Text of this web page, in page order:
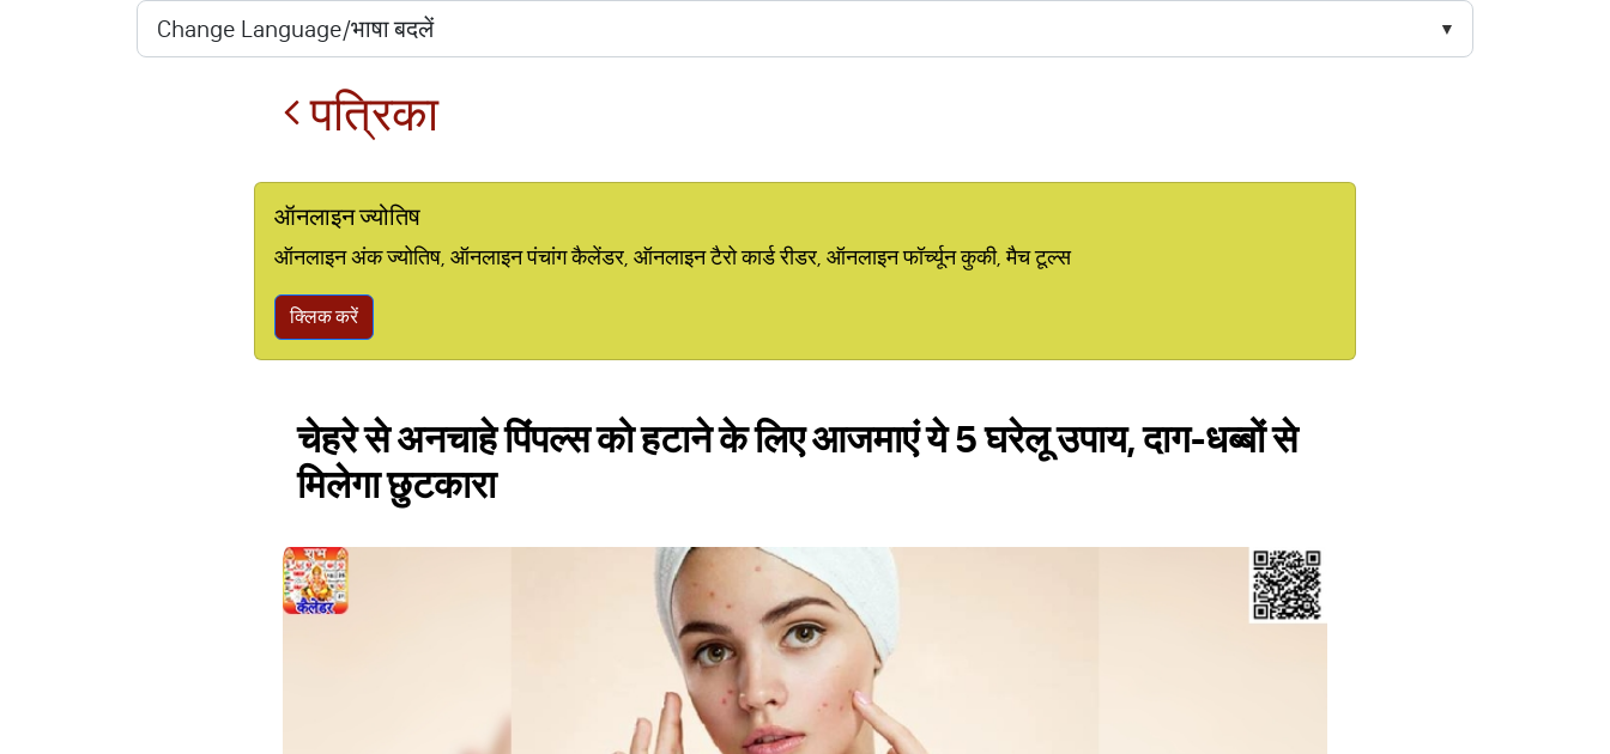
पत्रिका
ऑनलाइन ज्योतिष
ऑनलाइन अंक ज्योतिष, ऑनलाइन पंचांग कैलेंडर, ऑनलाइन टैरो कार्ड रीडर, ऑनलाइन फॉर्च्यून कुकी, मैच टूल्स
क्लिक करें
चेहरे से अनचाहे पिंपल्स को हटाने के लिए आजमाएं ये 5 घरेलू उपाय, दाग-धब्बों से
मिलेगा छुटकारा